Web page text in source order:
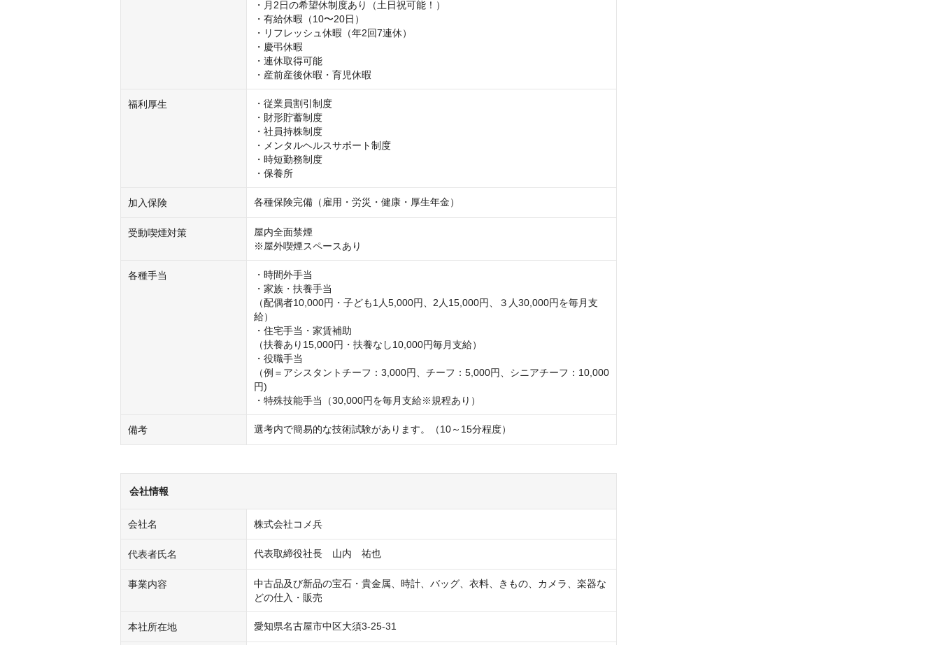
・月2日の希望休制度あり（土日祝可能！）
・有給休暇（10〜20日）
・リフレッシュ休暇（年2回7連休）
・慶弔休暇
・連休取得可能
・産前産後休暇・育児休暇
福利厚生
・従業員割引制度
・財形貯蓄制度
・社員持株制度
・メンタルヘルスサポート制度
・時短勤務制度
・保養所
加入保険 各種保険完備（雇用・労災・健康・厚生年金）
受動喫煙対策
屋内全面禁煙
※屋外喫煙スペースあり
各種手当
・時間外手当
・家族・扶養手当
（配偶者10,000円・子ども1人5,000円、2人15,000円、３人30,000円を毎月支
給）
・住宅手当・家賃補助
（扶養あり15,000円・扶養なし10,000円毎月支給）
・役職手当
（例＝アシスタントチーフ：3,000円、チーフ：5,000円、シニアチーフ：10,000
円)
・特殊技能手当（30,000円を毎月支給※規程あり）
備考 選考内で簡易的な技術試験があります。（10～15分程度）
会社情報
会社名 株式会社コメ兵
代表者氏名 代表取締役社長　山内　祐也
事業内容
中古品及び新品の宝石・貴金属、時計、バッグ、衣料、きもの、カメラ、楽器な
どの仕入・販売
本社所在地 愛知県名古屋市中区大須3-25-31